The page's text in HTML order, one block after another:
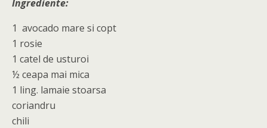
Ingrediente:
1 avocado mare si copt
1 rosie
1 catel de usturoi
½ ceapa mai mica
1 ling. lamaie stoarsa
coriandru
chili